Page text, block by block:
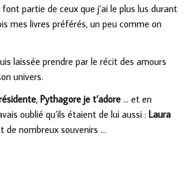
partie de ceux que j’ai le plus lus durant
mes livres préférés, un peu comme on
laissée prendre par le récit des amours
univers.
, Pythagore je t’adore… et en
oublié qu’ils étaient de lui aussi : Laura
de nombreux souvenirs …